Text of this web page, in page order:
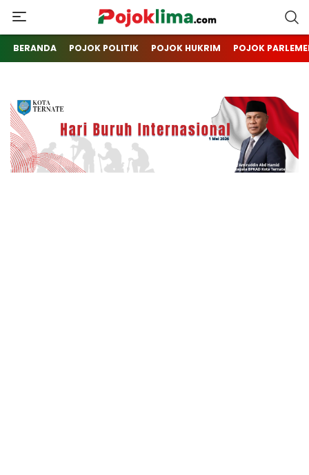
pojoklima.com
Mojokin
BERANDA POJOK POLITIK POJOK HUKRIM POJOK